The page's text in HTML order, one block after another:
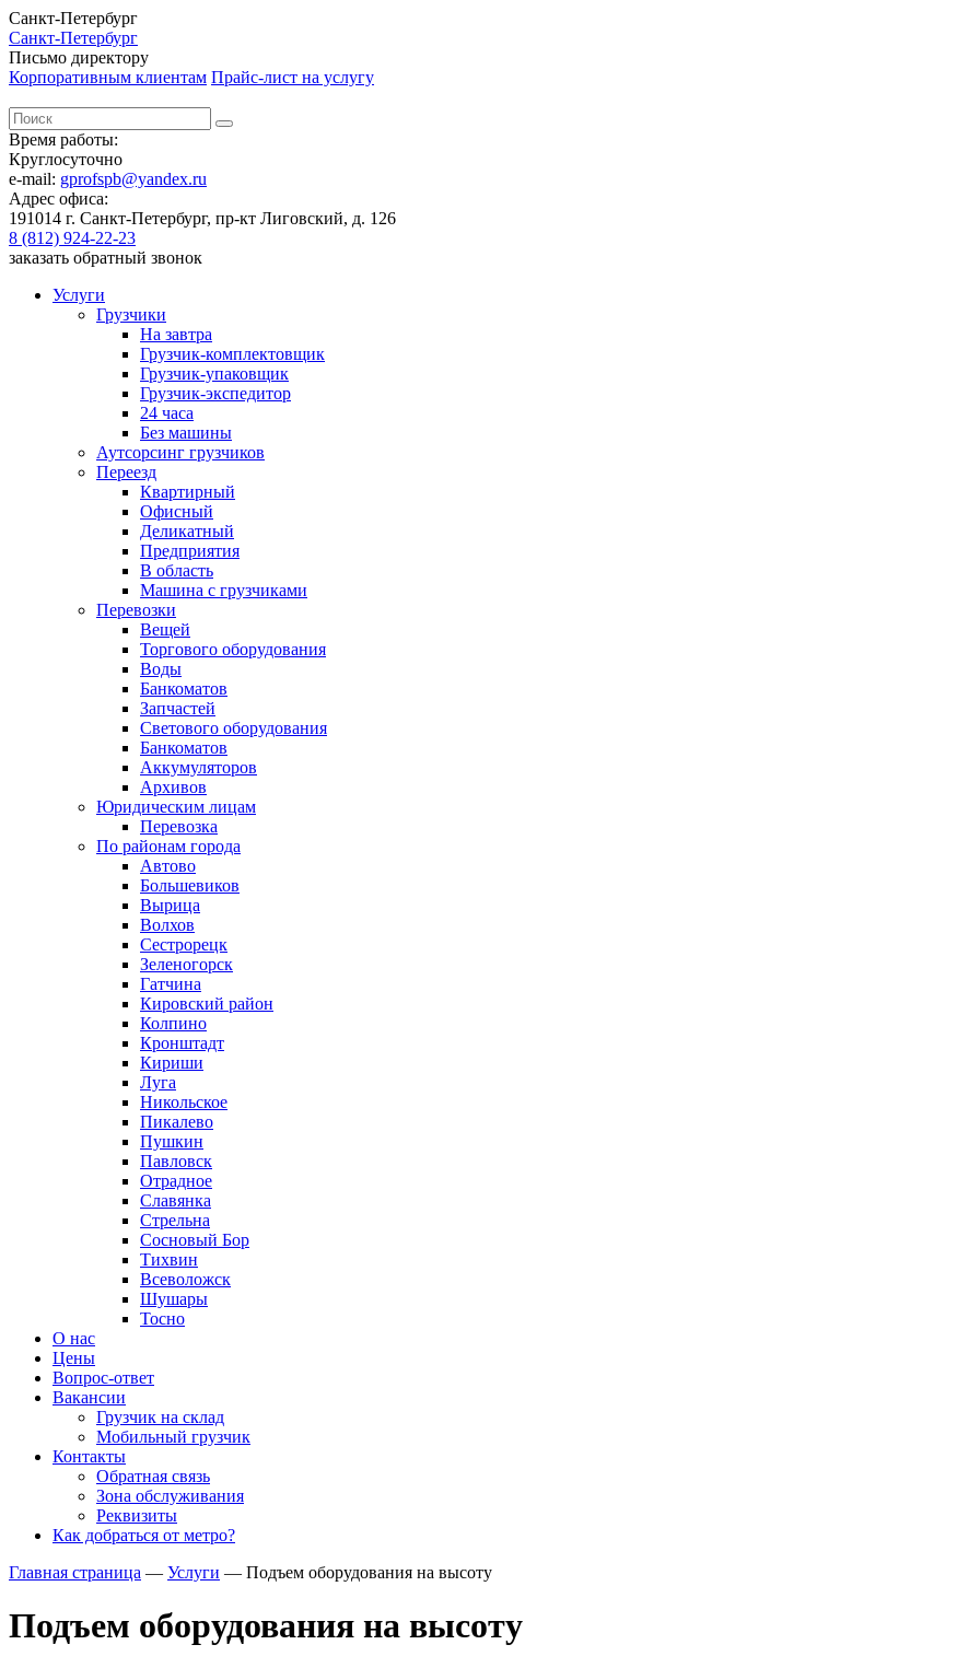
Санкт-Петербург
Санкт-Петербург
Письмо директору
Корпоративным клиентам Прайс-лист на услугу
Время работы:
Круглосуточно
e-mail: gprofspb@yandex.ru
Адрес офиса:
191014 г. Санкт-Петербург, пр-кт Лиговский, д. 126
8 (812) 924-22-23
заказать обратный звонок
Услуги
Грузчики
На завтра
Грузчик-комплектовщик
Грузчик-упаковщик
Грузчик-экспедитор
24 часа
Без машины
Аутсорсинг грузчиков
Переезд
Квартирный
Офисный
Деликатный
Предприятия
В область
Машина с грузчиками
Перевозки
Вещей
Торгового оборудования
Воды
Банкоматов
Запчастей
Светового оборудования
Банкоматов
Аккумуляторов
Архивов
Юридическим лицам
Перевозка
По районам города
Автово
Большевиков
Вырица
Волхов
Сестрорецк
Зеленогорск
Гатчина
Кировский район
Колпино
Кронштадт
Кириши
Луга
Никольское
Пикалево
Пушкин
Павловск
Отрадное
Славянка
Стрельна
Сосновый Бор
Тихвин
Всеволожск
Шушары
Тосно
О нас
Цены
Вопрос-ответ
Вакансии
Грузчик на склад
Мобильный грузчик
Контакты
Обратная связь
Зона обслуживания
Реквизиты
Как добраться от метро?
Главная страница — Услуги — Подъем оборудования на высоту
Подъем оборудования на высоту